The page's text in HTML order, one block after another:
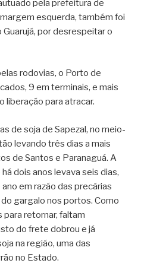
pela prefeitura de
esquerda, também foi
por desrespeitar o
rodovias, o Porto de
9 em terminais, e mais
liberação para atracar.
de soja de Sapezal, no meio-
levando três dias a mais
de Santos e Paranaguá. A
dois anos levava seis dias,
em razão das precárias
gargalo nos portos. Como
retornar, faltam
do frete dobrou e já
na região, uma das
no Estado.